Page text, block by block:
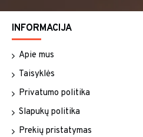
INFORMACIJA
Apie mus
Taisyklės
Privatumo politika
Slapukų politika
Prekių pristatymas